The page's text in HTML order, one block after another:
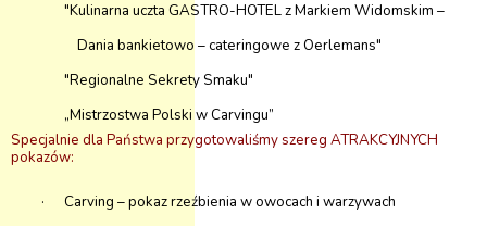
"Kulinarna uczta GASTRO-HOTEL z Markiem Widomskim –
Dania bankietowo – cateringowe z Oerlemans"
"Regionalne Sekrety Smaku"
„Mistrzostwa Polski w Carvingu”
Specjalnie dla Państwa przygotowaliśmy szereg ATRAKCYJNYCH
pokazów:
·
Carving – pokaz rzeźbienia w owocach i warzywach